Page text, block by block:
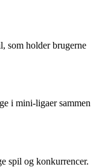
som holder brugerne
i mini-ligaer sammen
spil og konkurrencer.